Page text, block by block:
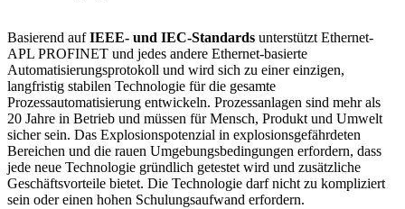
Basierend aufIEEE- und IEC-Standards unterstützt Ethernet-
APL PROFINET und jedes andere Ethernet-basierte
Automatisierungsprotokoll und wird sich zu einer einzigen,
langfristig stabilen Technologie für die gesamte
Prozessautomatisierung entwickeln. Prozessanlagen sind mehr als
20 Jahre in Betrieb und müssen für Mensch, Produkt und Umwelt
sicher sein. Das Explosionspotenzial in explosionsgefährdeten
Bereichen und die rauen Umgebungsbedingungen erfordern, dass
jede neue Technologie gründlich getestet wird und zusätzliche
Geschäftsvorteile bietet. Die Technologie darf nicht zu kompliziert
sein oder einen hohen Schulungsaufwand erfordern.